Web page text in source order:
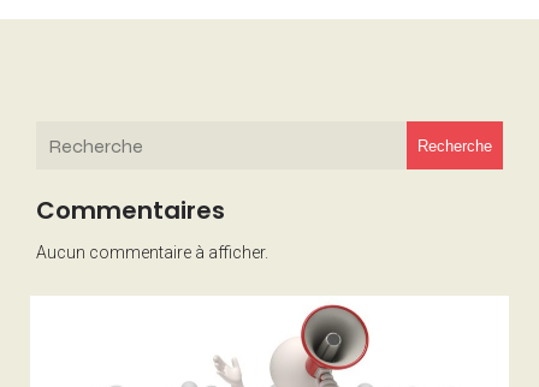
Recherche
Commentaires
Aucun commentaire à afficher.